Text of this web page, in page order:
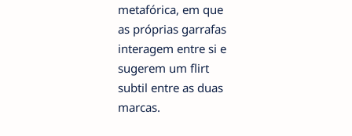
metafórica, em que
as próprias garrafas
interagem entre si e
sugerem um flirt
subtil entre as duas
marcas.